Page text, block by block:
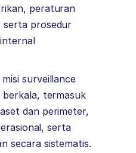
peraturan
serta prosedur
surveillance
termasuk
dan perimeter,
serta
secara sistematis.